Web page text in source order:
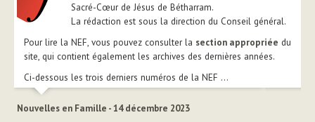
Sacré-Cœur de Jésus de Bétharram.
La rédaction est sous la direction du Conseil général.
Pour lire la NEF, vous pouvez consulter la section appropriée du
site, qui contient également les archives des dernières années.
Ci-dessous les trois derniers numéros de la NEF ...
Nouvelles en Famille - 14 décembre 2023